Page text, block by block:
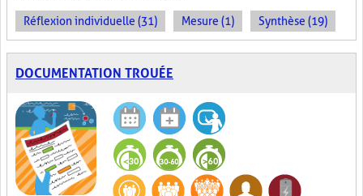
Réflexion individuelle (31) Mesure (1) Synthèse (19)
DOCUMENTATION TROUÉE